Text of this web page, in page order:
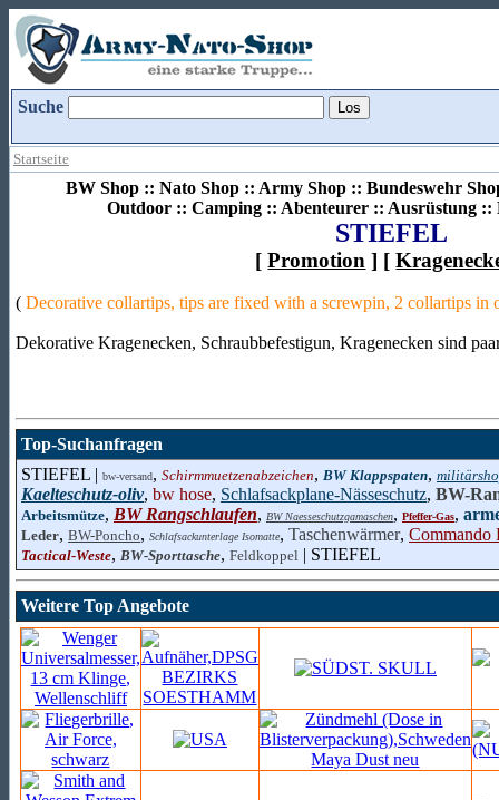
Suche
Startseite
BW Shop :: Nato Shop :: Army Shop :: Bundeswehr
Outdoor :: Camping :: Abenteurer :: Ausrüstung ::
STIEFEL
[Promotion ] [
( Decorative collartips, tips are fixed with a screwpin, 2 collartips in
Dekorative Kragenecken, Schraubbefestigun, Kragenecken sind
Top-Suchanfragen
STIEFEL | bw-versand, Schirmmuetzenabzeichen, BW Klappspaten,
Kaelteschutz-oliv, bw hose, Schlafsackplane-Nässeschutz, BW-
Arbeitsmütze, BW Rangschlaufen, BW Naesseschutzgamaschen, Pfeffer-Gas,
Leder, BW-Poncho, Schlafsackunterlage Isomatte, Taschenwärmer, Commando
Tactical-Weste, BW-Sporttasche, Feldkoppel | STIEFEL
Weitere Top Angebote